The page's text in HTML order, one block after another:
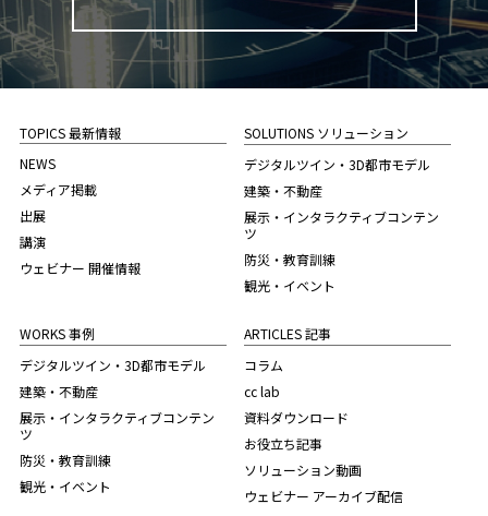
TOPICS 最新情報
NEWS
メディア掲載
出展
講演
ウェビナー 開催情報
WORKS 事例
デジタルツイン・3D都市モデル
建築・不動産
展示・インタラクティブコンテン
ツ
防災・教育訓練
観光・イベント
SOLUTIONS ソリューション
デジタルツイン・3D都市モデル
建築・不動産
展示・インタラクティブコンテン
ツ
防災・教育訓練
観光・イベント
ARTICLES 記事
コラム
cc lab
資料ダウンロード
お役立ち記事
ソリューション動画
ウェビナー アーカイブ配信